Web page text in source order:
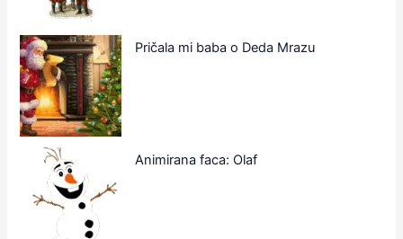
Pričala mi baba o Deda Mrazu
Animirana faca: Olaf